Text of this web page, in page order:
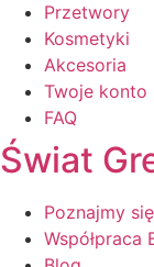
Przetwory
Kosmetyki
Akcesoria
Twoje konto
FAQ
Świat
Poznajmy się
Współpraca